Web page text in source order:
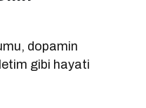
dopamin
gibi hayati